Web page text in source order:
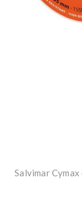
Salvimar